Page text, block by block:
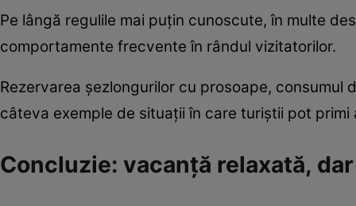
Pe lângă regulile mai puțin cunoscute, în multe
comportamente frecvente în rândul vizitatorilor.
Rezervarea șezlongurilor cu prosoape,
câteva exemple de situații în care turiștii pot primi
Concluzie: vacanță relaxată,